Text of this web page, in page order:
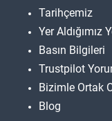
Tarihçemiz
Yer Aldığımız
Basın Bilgileri
Trustpilot
Bizimle Ortak
Blog